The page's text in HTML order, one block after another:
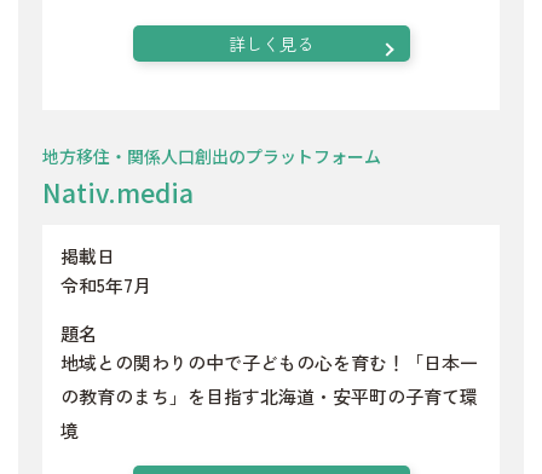
詳しく見る
地方移住・関係人口創出のプラットフォーム
Nativ.media
掲載日
令和5年7月
題名
地域との関わりの中で子どもの心を育む！「日本一
の教育のまち」を目指す北海道・安平町の子育て環
境